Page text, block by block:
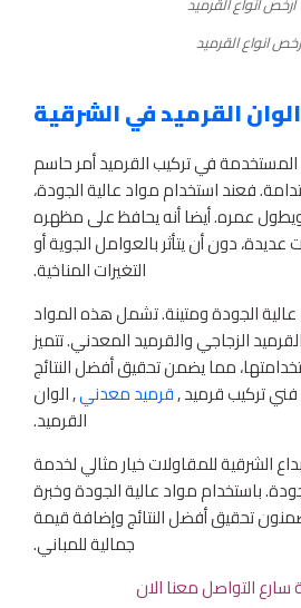
انواع القرميد
الوان القرميد في الشرقية
المستخدمة في تركيب القرميد أمر حاسم
فعند استخدام مواد عالية الجودة،
عمره. أيضا أنه يحافظ على مظهره
دون أن يتأثر بالعوامل الجوية أو
التغيرات المناخية.
الجودة ومتينة. تشمل هذه المواد
الزجاجي والقرميد المعدني. تتميز
مما يضمن تحقيق أفضل النتائج
تركيب قرميد ,قرميد معدني, الوان
القرميد.
الشرقية للمقاولات خيار مثالي لخدمة
باستخدام مواد عالية الجودة وخبرة
تحقيق أفضل النتائج وإضافة قيمة
جمالية للمباني.
سارع التواصل معنا الان